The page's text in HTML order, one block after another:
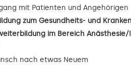
mit Patienten und Angehörigen
zum Gesundheits- und
im Bereich
nach etwas Neuem